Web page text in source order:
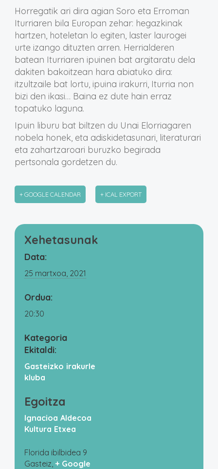
Horregatik ari dira agian Soro eta Erroman
Iturriaren bila Europan zehar: hegazkinak
hartzen, hoteletan lo egiten, laster laurogei
urte izango dituzten arren. Herrialderen
batean Iturriaren ipuinen bat argitaratu dela
dakiten bakoitzean hara abiatuko dira:
itzultzaile bat lortu, ipuina irakurri, Iturria non
bizi den ikasi… Baina ez dute hain erraz
topatuko laguna.
Ipuin liburu bat biltzen du Unai Elorriagaren
nobela honek, eta adiskidetasunari, literaturari
eta zahartzaroari buruzko begirada
pertsonala gordetzen du.
+ GOOGLE CALENDAR + ICAL EXPORT
Xehetasunak
Data:
25 martxoa, 2021
Ordua:
20:30
Kategoria
Ekitaldi:
Gasteizko irakurle
kluba
Egoitza
Ignacioa Aldecoa
Kultura Etxea
Florida ibilbidea 9
Gasteiz + Google